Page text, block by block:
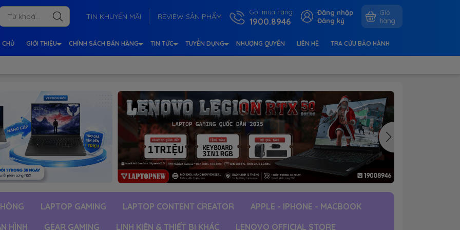
TIN KHUYẾN MÃI REVIEW SẢN PHẨM Gọi mua hàng
1900.8946
Đăng nhập
Đăng ký
Giỏ
hàng
CHỦ GIỚI THIỆU CHÍNH SÁCH BÁN HÀNG TIN TỨC TUYỂN DỤNG NHƯỢNG QUYỀN LIÊN HỆ TRA CỨU BẢO HÀNH
LAPTOP GAMING LAPTOP CONTENT CREATOR
APPLE - IPHONE - MACBOOK
HÌNH GEAR GAMING LINH KIỆN & THIẾT BỊ KHÁC LENOVO OFFICIAL STORE